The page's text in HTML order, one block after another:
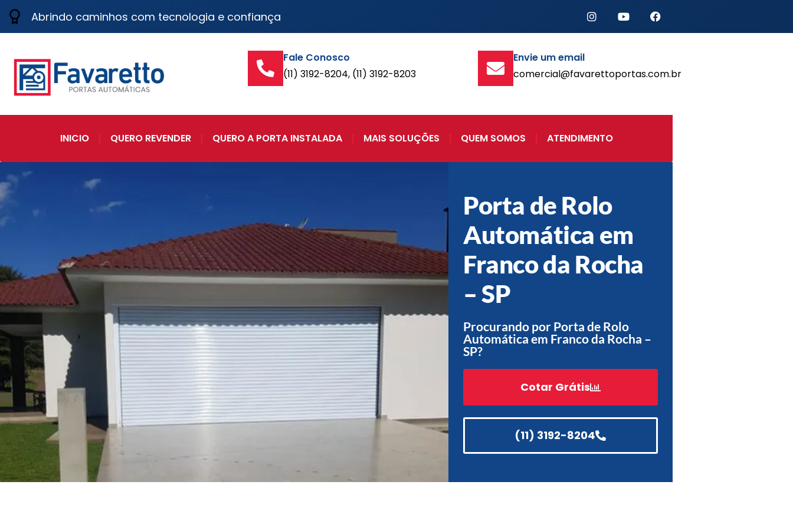
Abrindo caminhos com tecnologia e confiança
Fale Conosco
(11) 3192-8204, (11) 3192-8203
Envie um email
comercial@favarettoportas.com.br
INICIO QUERO REVENDER QUERO A PORTA INSTALADA MAIS SOLUÇÕES QUEM SOMOS ATENDIMENTO
Porta de Rolo
Automática em
Franco da Rocha
– SP
Procurando por Porta de Rolo
Automática em Franco da Rocha –
SP?
Cotar Grátis
(11) 3192-8204